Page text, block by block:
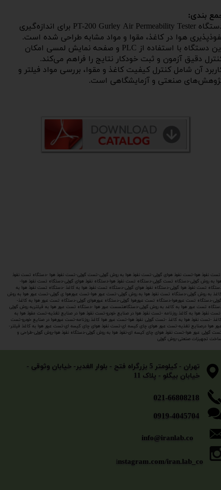
بندی:
​​​​​​​دستگاه PT-200 Gurley Air Permeability Tester برای اندازه‌گیری
هوا در کاغذ، مقوا و مواد مشابه طراحی شده است.
این دستگاه با استفاده از PLC و صفحه نمایش لمسی امکان
دقیق آزمون و ثبت خودکار نتایج را فراهم می‌کند.
آن شامل کنترل کیفیت کاغذ و مقوا، بررسی مواد فیلتر و
صنعتی و آزمایشگاهی است.
نفوذ هوا-تست نفوذ هوای گورلی-تست نفوذ هوا به روش گورلی-تست گورلی-تست نفوذ هوا -دستگاه تست نفوذ
به روش گورلی-دستگاه تست گورلی-دستگاه تست نفوذ هوا-دستگاه نفوذ هوای گورلی-دستگاه تست نفوذ هوا-
تست نفوذ هوا گورلی-دستگاه نفوذ هوای گورلی-دستگاه تست نفوذ هوا به کاغذ -دستگاه تست نفوذ هوا به
به روش گورلی-دستگاه تست نفوذ هوا به روش گورلی-تست عبور هوا-تست عبورهوا ی گورلی-تست عبور هوا به روش
دستگاه تست عبورهوا-دستگاه تست عبورهوا گورلی-دستگاه عبورهوای گورلی-دستگاه تست عبور هوا به کاغذ-
تست عبور هوا به کاغد به روش گورلی-دستگاهتسست عبور هوا -دستگاه تست عبور هوا به فیلتربه روش گورلی
نفوذ هوا به کاغذ روزنامه -تست نفوذ هوا در صنایع خودرو-تست نفوذ هوا در صنایع تغذیه-تست مفوذ هوا به
-تست نفوذ هوا به کاغذ -تست گورلی نفوذ هوا-تست عبور هوا کاغذ روزنامه-تست عبورهوا در صنایع خودرو-تست
هوا درصنایع تغذیه-تست عبور هوای چای کیسه ای-تست نفوذ هوای چای کیسه ای-تست عبور هوا به کاغذ فیلتر-
گورلی عبور هوا-تست نفوذ هوای چای کیسه ای-نفوذ هوا به روش گورلی-دستگاه نفوذ هوا-روش گورلی-طراحی و
تجهیزات صنعتی-روش گورلی
​​​​​021-66808218
0919-4045704
​​​​​​​تهران - کیلومتر 5 بزرگراه فتح - بلوار الغدیر- خیابان وثوقی -
خیابان بیگلو - پلاک 11
info@iranlab.co
instagram.com/iran.lab_co